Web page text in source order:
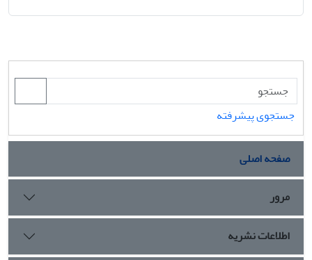
جستجوی پیشرفته
صفحه اصلی
مرور
اطلاعات نشریه